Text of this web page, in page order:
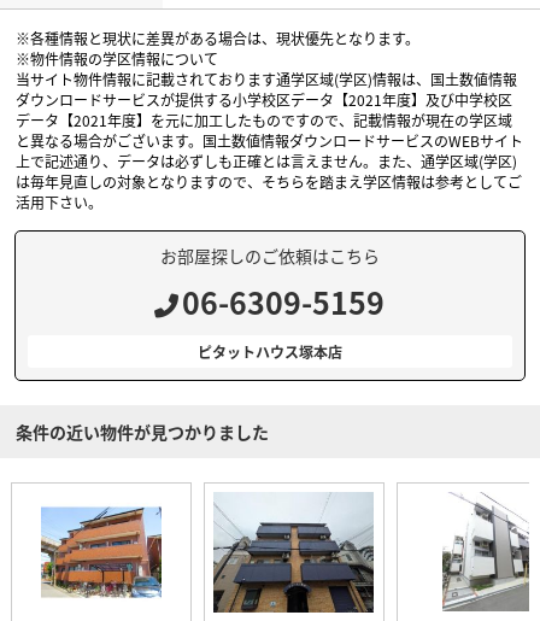
※各種情報と現状に差異がある場合は、現状優先となります。
※物件情報の学区情報について
当サイト物件情報に記載されております通学区域(学区)情報は、国土数値情報
ダウンロードサービスが提供する小学校区データ【2021年度】及び中学校区
データ【2021年度】を元に加工したものですので、記載情報が現在の学区域
と異なる場合がございます。国土数値情報ダウンロードサービスのWEBサイト
上で記述通り、データは必ずしも正確とは言えません。また、通学区域(学区)
は毎年見直しの対象となりますので、そちらを踏まえ学区情報は参考としてご
活用下さい。
お部屋探しのご依頼はこちら
06-6309-5159
ピタットハウス塚本店
条件の近い物件が見つかりました